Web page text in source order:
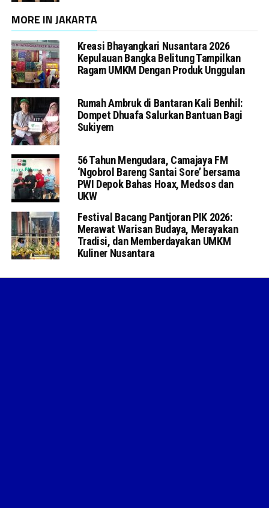
MORE IN JAKARTA
Kreasi Bhayangkari Nusantara 2026
Kepulauan Bangka Belitung Tampilkan
Ragam UMKM Dengan Produk Unggulan
Rumah Ambruk di Bantaran Kali Benhil:
Dompet Dhuafa Salurkan Bantuan Bagi
Sukiyem
56 Tahun Mengudara, Camajaya FM
‘Ngobrol Bareng Santai Sore’ bersama
PWI Depok Bahas Hoax, Medsos dan
UKW
Festival Bacang Pantjoran PIK 2026:
Merawat Warisan Budaya, Merayakan
Tradisi, dan Memberdayakan UMKM
Kuliner Nusantara